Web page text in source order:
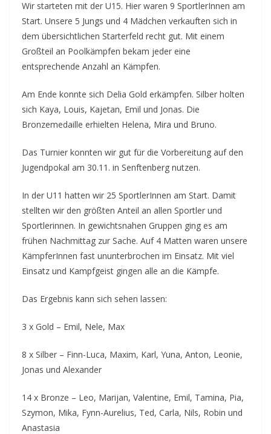
Wir starteten mit der U15. Hier waren 9 SportlerInnen am
Start. Unsere 5 Jungs und 4 Mädchen verkauften sich in
dem übersichtlichen Starterfeld recht gut. Mit einem
Großteil an Poolkämpfen bekam jeder eine
entsprechende Anzahl an Kämpfen.
Am Ende konnte sich Delia Gold erkämpfen. Silber holten
sich Kaya, Louis, Kajetan, Emil und Jonas. Die
Bronzemedaille erhielten Helena, Mira und Bruno.
Das Turnier konnten wir gut für die Vorbereitung auf den
Jugendpokal am 30.11. in Senftenberg nutzen.
In der U11 hatten wir 25 SportlerInnen am Start. Damit
stellten wir den größten Anteil an allen Sportler und
Sportlerinnen. In gewichtsnahen Gruppen ging es am
frühen Nachmittag zur Sache. Auf 4 Matten waren unsere
KämpferInnen fast ununterbrochen im Einsatz. Mit viel
Einsatz und Kampfgeist gingen alle an die Kämpfe.
Das Ergebnis kann sich sehen lassen:
3 x Gold – Emil, Nele, Max
8 x Silber – Finn-Luca, Maxim, Karl, Yuna, Anton, Leonie,
Jonas und Alexander
14 x Bronze – Leo, Marijan, Valentine, Emil, Tamina, Pia,
Szymon, Mika, Fynn-Aurelius, Ted, Carla, Nils, Robin und
Anastasia